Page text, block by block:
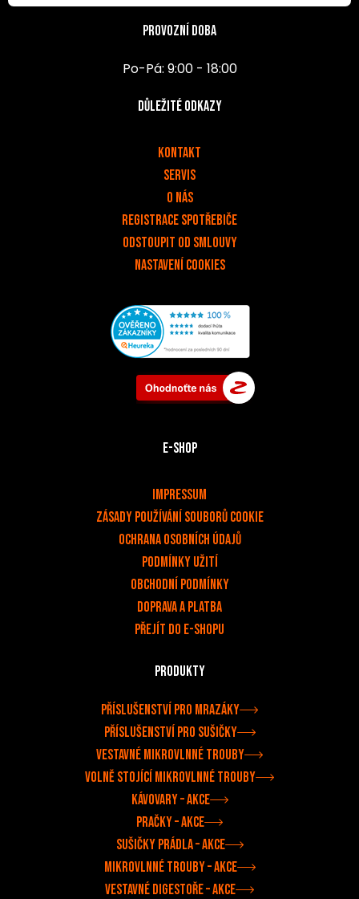
Provozní doba
Po-Pá: 9:00 - 18:00
Důležité odkazy
Kontakt
Servis
O nás
Registrace spotřebiče
Odstoupit od smlouvy
Nastavení cookies
E-shop
Impressum
Zásady používání souborů cookie
OCHRANA OSOBNÍCH ÚDAJŮ
PODMÍNKY UŽITÍ
Obchodní podmínky
Doprava a platba
Přejít do e-shopu
Produkty
Příslušenství pro mrazáky
Příslušenství pro sušičky
Vestavné mikrovlnné trouby
Volně stojící mikrovlnné trouby
Kávovary –⁠ akce
Pračky –⁠ akce
Sušičky prádla –⁠ akce
Mikrovlnné trouby –⁠ akce
Vestavné digestoře –⁠⁠ akce